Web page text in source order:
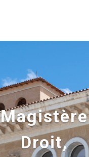
Magistère
Droit,